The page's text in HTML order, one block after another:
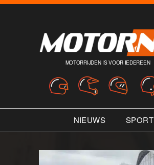
MOTORRIJDEN IS VOOR IEDEREEN
NIEUWS SPORT